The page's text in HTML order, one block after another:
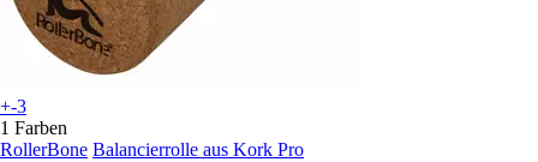
+-3
1 Farben
RollerBone Balancierrolle aus Kork Pro